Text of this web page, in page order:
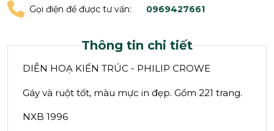
Gọi điện để được tư vấn: 0969427661
Thông tin chi tiết
DIỄN HOẠ KIẾN TRÚC - PHILIP CROWE
Gáy và ruột tốt, màu mực in đẹp. Gồm 221 trang.
NXB 1996